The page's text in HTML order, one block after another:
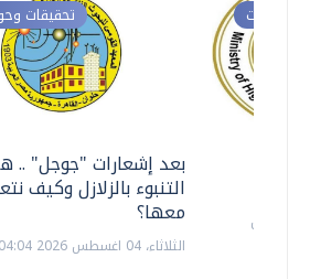
تحقيقات
بعد إشعارات "جوجل" ..
التنبوء بالزلازل وكيف
معها؟
الثلاثاء، 04 اغسطس 2026 04:04 م
وحوارات